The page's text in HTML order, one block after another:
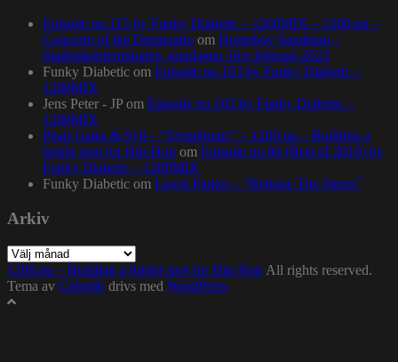
Episode no.115 by Funky Diabetic – 1200MIX – 1200.nu –
Concerto of the Desperado om Homeboy Sandman –
Stadsgårdsterminalen, torsdagen 16:e februari 2023
Funky Diabetic om Episode no.103 by Funky Diabetic –
1200MIX
Jens Peter - JP om Episode no.103 by Funky Diabetic –
1200MIX
Pearl Gates & Syll – “Symphonic” – 1200.nu – Building a
bright spot for Hip-Hop om Episode no.84 (Best of 2016) by
Funky Diabetic – 1200MIX
Funky Diabetic om Lewis Parker – “Release The Stress”
Arkiv
Arkiv
1200.nu – Building a bright spot for Hip-Hop All rights reserved.
Tema av Colorlib drivs med WordPress